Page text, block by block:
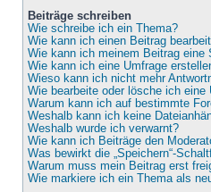
Beiträge schreiben
Wie schreibe ich ein Thema?
Wie kann ich einen Beitrag
Wie kann ich meinem Beitrag eine
Wie kann ich eine Umfrage
Wieso kann ich nicht mehr
Wie bearbeite oder lösche ich eine
Warum kann ich auf bestimmte
Weshalb kann ich keine
Weshalb wurde ich verwarnt?
Wie kann ich Beiträge den
Was bewirkt die „Speichern“-
Warum muss mein Beitrag erst
Wie markiere ich ein Thema als